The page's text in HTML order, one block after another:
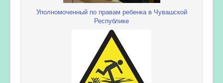
Уполномоченный по правам ребенка в Чувашской
Республике